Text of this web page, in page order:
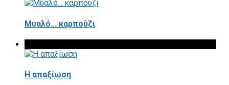
Μυαλό... καρπούζι
Η απαξίωση